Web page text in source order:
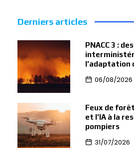
Derniers articles
PNACC 3 :
l’adaptation
06/08/2026
Feux de
et l’IA à la
pompiers
31/07/2026